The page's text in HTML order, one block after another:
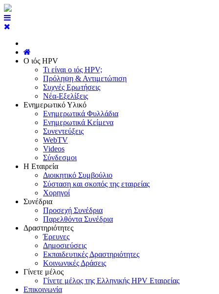
Ο ιός HPV
Τι είναι ο ιός HPV;
Πρόληψη & Αντιμετώπιση
Συχνές Ερωτήσεις
Νέα-Εξελίξεις
Ενημερωτικό Υλικό
Ενημερωτικά Φυλλάδια
Ενημερωτικά Κείμενα
Συνεντεύξεις
WebTV
Videos
Σύνδεσμοι
Η Εταιρεία
Διοικητικό Συμβούλιο
Σύσταση και σκοπός της εταιρείας
Χορηγοί
Συνέδρια
Προσεχή Συνέδρια
Παρελθόντα Συνέδρια
Δραστηριότητες
Έρευνες
Δημοσιεύσεις
Εκπαιδευτικές Δραστηριότητες
Κοινωνικές Δράσεις
Γίνετε μέλος
Γίνετε μέλος της Ελληνικής HPV Εταιρείας
Επικοινωνία